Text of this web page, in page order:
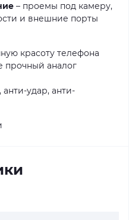
– проемы под камеру,
и внешние порты
красоту телефона
прочный аналог
удар, анти-